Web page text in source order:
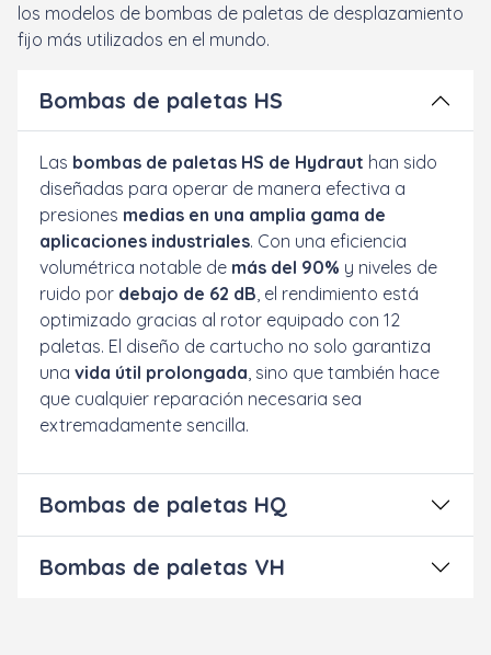
los modelos de bombas de paletas de desplazamiento
fijo más utilizados en el mundo.
Bombas de paletas HS
Las bombas de paletas HS de Hydraut han sido
diseñadas para operar de manera efectiva a
presiones medias en una amplia gama de
aplicaciones industriales. Con una eficiencia
volumétrica notable de más del 90% y niveles de
ruido por debajo de 62 dB , el rendimiento está
optimizado gracias al rotor equipado con 12
paletas. El diseño de cartucho no solo garantiza
una vida útil prolongada , sino que también hace
que cualquier reparación necesaria sea
extremadamente sencilla.
Bombas de paletas HQ
Bombas de paletas VH